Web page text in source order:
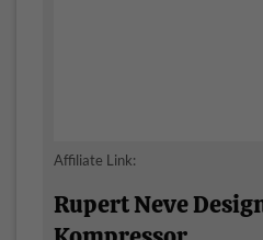
Affiliate Link:
Rupert Neve